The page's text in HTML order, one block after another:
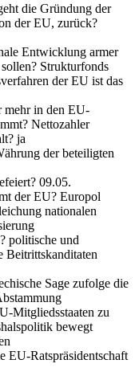
die Gründung der
der EU, zurück?
Entwicklung armer
Strukturfonds
der EU ist das
mehr in den EU-
Nettozahler
ja
der beteiligten
09.05.
der EU? Europol
nationalen
politische und
Beitrittskanditaten
Sage zufolge die
Mitgliedsstaaten zu
bewegt
EU-Ratspräsidentschaft